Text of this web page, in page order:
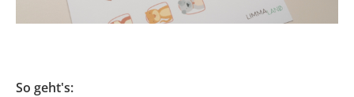
So geht's: